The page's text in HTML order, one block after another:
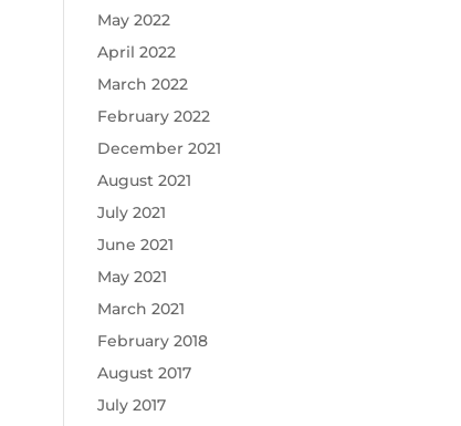
May 2022
April 2022
March 2022
February 2022
December 2021
August 2021
July 2021
June 2021
May 2021
March 2021
February 2018
August 2017
July 2017